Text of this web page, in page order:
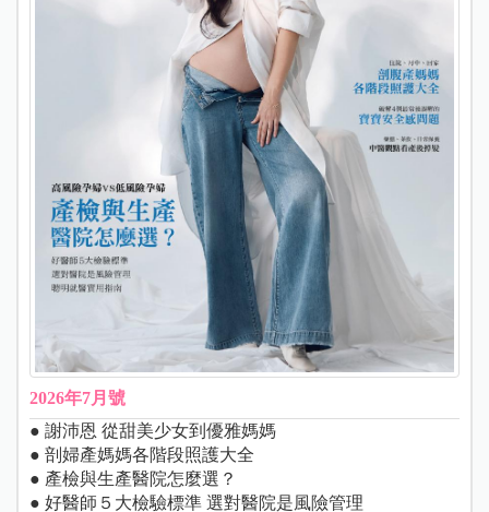
2026年7月號
● 謝沛恩 從甜美少女到優雅媽媽
● 剖婦產媽媽各階段照護大全
● 產檢與生產醫院怎麼選？
● 好醫師５大檢驗標準 選對醫院是風險管理